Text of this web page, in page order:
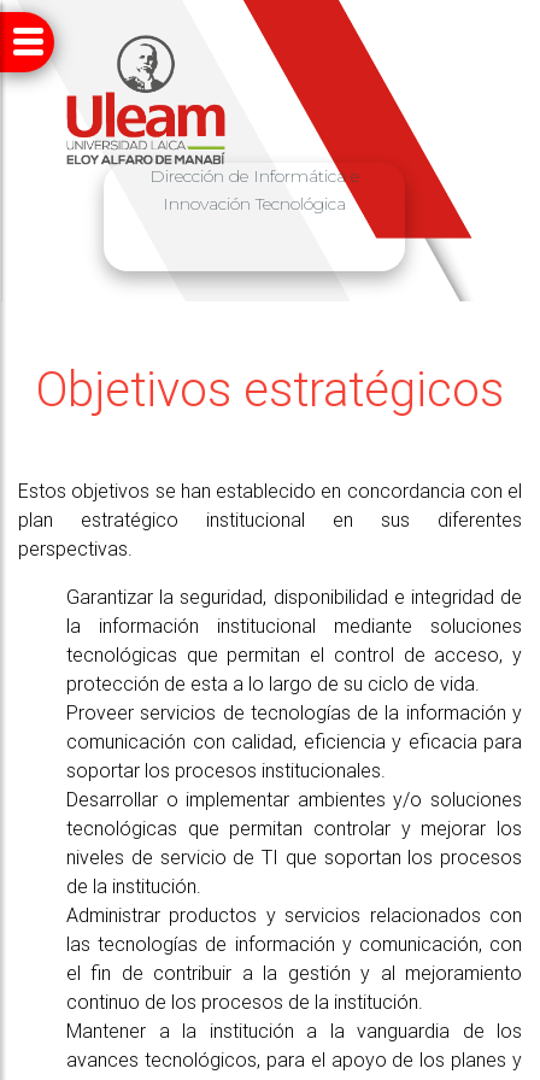
Dirección de Informática e
Innovación Tecnológica
Objetivos estratégicos
Estos objetivos se han establecido en concordancia con el
plan estratégico institucional en sus diferentes
perspectivas.
Garantizar la seguridad, disponibilidad e integridad de
la información institucional mediante soluciones
tecnológicas que permitan el control de acceso, y
protección de esta a lo largo de su ciclo de vida.
Proveer servicios de tecnologías de la información y
comunicación con calidad, eficiencia y eficacia para
soportar los procesos institucionales.
Desarrollar o implementar ambientes y/o soluciones
tecnológicas que permitan controlar y mejorar los
niveles de servicio de TI que soportan los procesos
de la institución.
Administrar productos y servicios relacionados con
las tecnologías de información y comunicación, con
el fin de contribuir a la gestión y al mejoramiento
continuo de los procesos de la institución.
Mantener a la institución a la vanguardia de los
avances tecnológicos, para el apoyo de los planes y